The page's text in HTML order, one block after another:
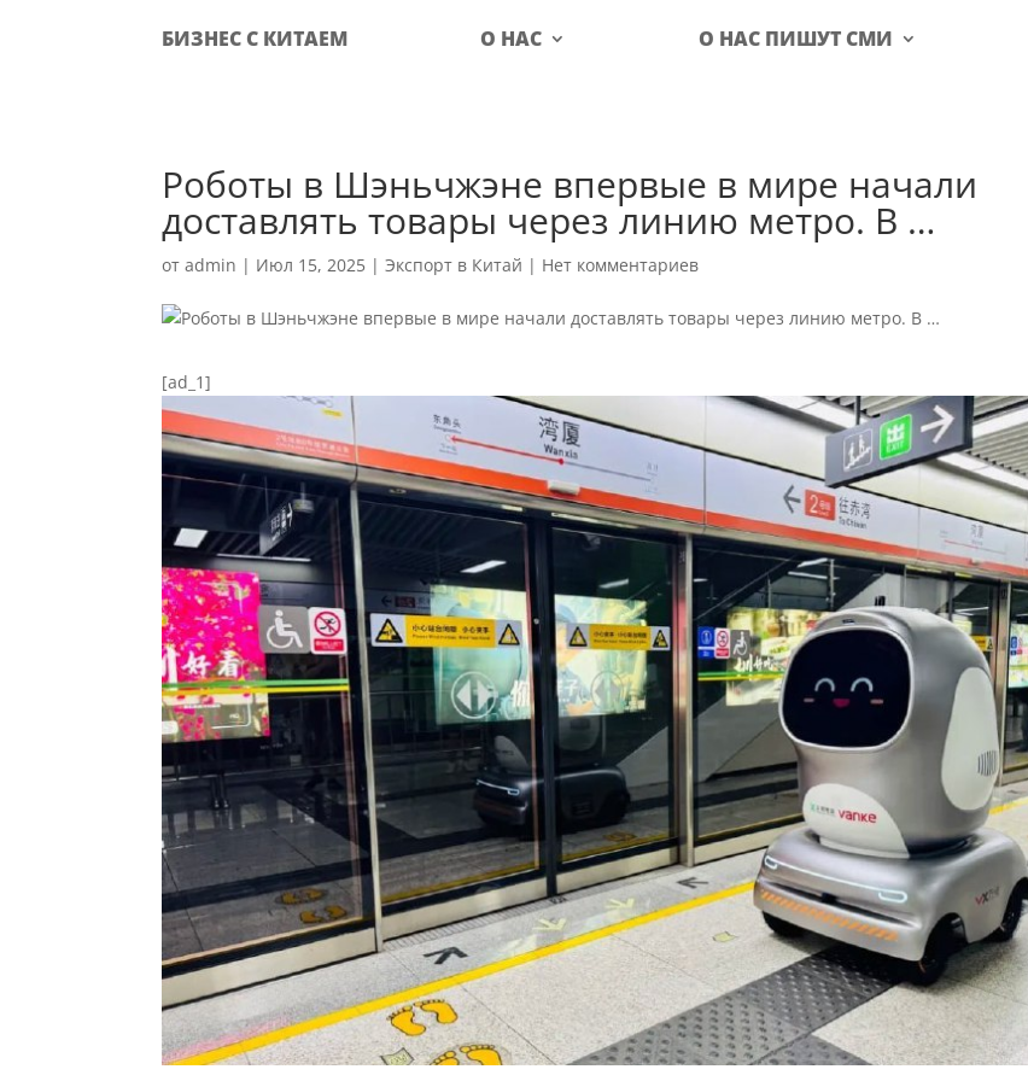
БИЗНЕС С КИТАЕМ О НАС О НАС ПИШУТ СМИ
Роботы в Шэньчжэне впервые в мире начали
доставлять товары через линию метро. В …
отadmin | Июл 15, 2025 |Экспорт в Китай | Нет комментариев
[ad_1]